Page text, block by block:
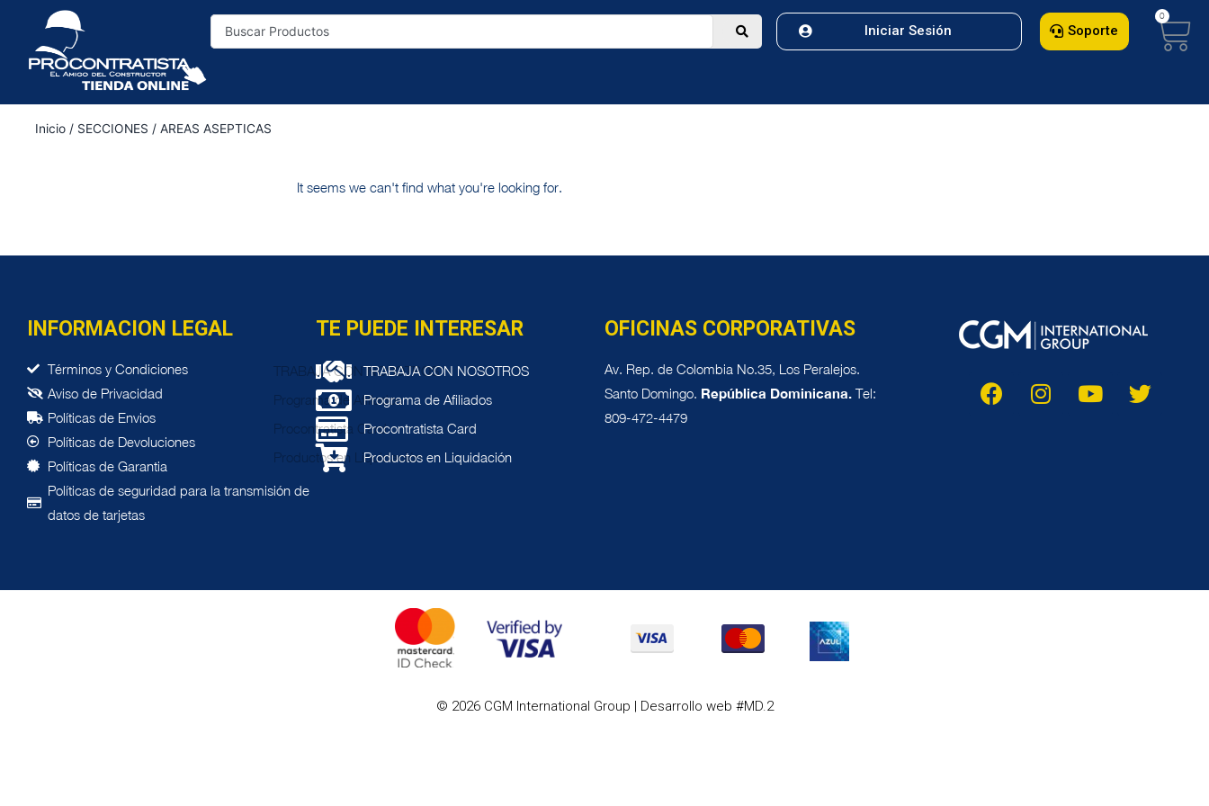
Iniciar Sesión Soporte
Inicio / SECCIONES / AREAS ASEPTICAS
It seems we can't find what you're looking for.
INFORMACION LEGAL
Términos y Condiciones
Aviso de Privacidad
Políticas de Envios
Políticas de Devoluciones
Políticas de Garantia
Políticas de seguridad para la transmisión de
datos de tarjetas
TE PUEDE INTERESAR
TRABAJA CON NOSOTROS
Programa de Afiliados
Procontratista Card
Productos en Liquidación
OFICINAS CORPORATIVAS
Av. Rep. de Colombia No.35, Los Peralejos.
Santo Domingo. República Dominicana. Tel:
809-472-4479
© 2026 CGM International Group | Desarrollo web #MD.2